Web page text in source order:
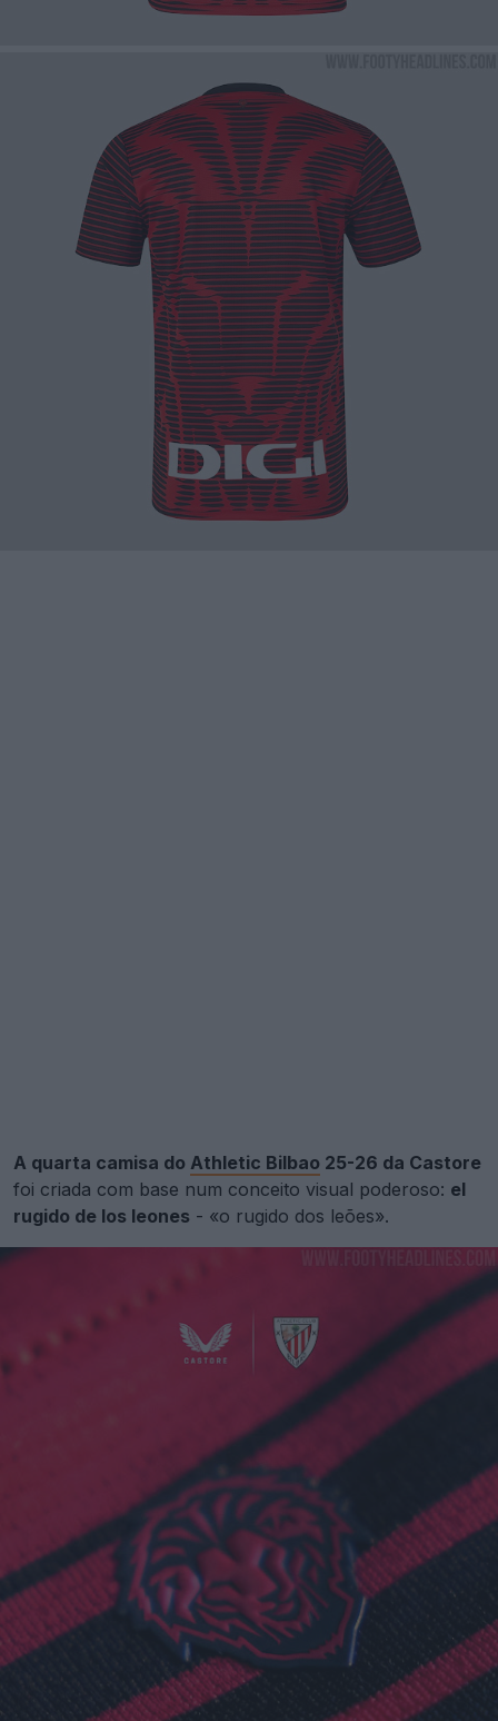
A quarta camisa do Athletic Bilbao 25-26 da Castore
foi criada com base num conceito visual poderoso: el
rugido de los leones - «o rugido dos leões».